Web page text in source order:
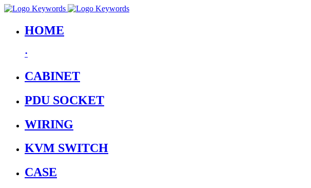
HOME
·
CABINET
PDU SOCKET
WIRING
KVM SWITCH
CASE